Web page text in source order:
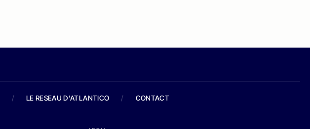
/ LE RESEAU D'ATLANTICO / CONTACT